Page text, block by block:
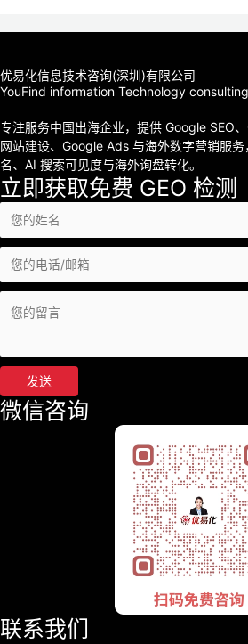
优易化信息技术咨询(深圳)有限公司
YouFind information Technology
专注服务中国出海企业，提供 Google SEO
网站建设、Google Ads 与海外数字营销服
名、AI 搜索可见度与海外询盘转化。
立即获取免费 GEO 检测
发送
微信咨询
联系我们